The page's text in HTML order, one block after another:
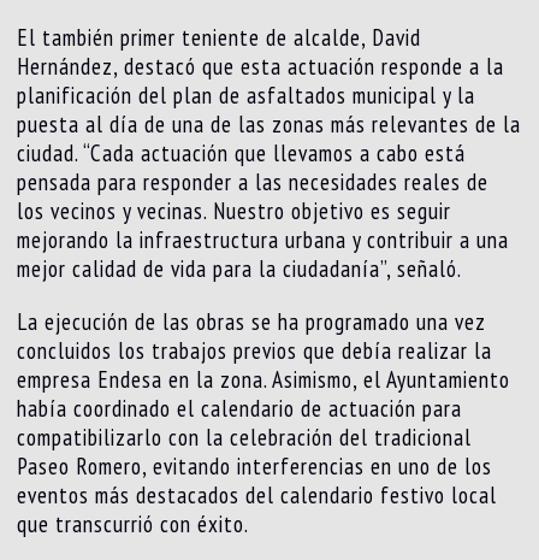
El también primer teniente de alcalde, David
Hernández, destacó que esta actuación responde a la
planificación del plan de asfaltados municipal y la
puesta al día de una de las zonas más relevantes de la
ciudad. “Cada actuación que llevamos a cabo está
pensada para responder a las necesidades reales de
los vecinos y vecinas. Nuestro objetivo es seguir
mejorando la infraestructura urbana y contribuir a una
mejor calidad de vida para la ciudadanía”, señaló.
La ejecución de las obras se ha programado una vez
concluidos los trabajos previos que debía realizar la
empresa Endesa en la zona. Asimismo, el Ayuntamiento
había coordinado el calendario de actuación para
compatibilizarlo con la celebración del tradicional
Paseo Romero, evitando interferencias en uno de los
eventos más destacados del calendario festivo local
que transcurrió con éxito.